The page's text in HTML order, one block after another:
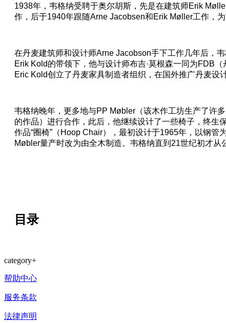
1938年，韦格纳受聘于奥尔胡斯，先是在建筑师Erik
作，后于1940年跟随Arne Jacobsen和Erik Møller工作，为
在丹麦建筑师和设计师Arne Jacobson手下工作几年后，
Erik Kold的带领下，他与设计师布吉·莫根森一同为FDB（
Eric Kold创立了丹麦家具制造者组织，在国外推广丹麦设计
韦格纳晚年，更多地与PP Møbler（该木作工坊生产了许
的作品）进行合作，此后，他继续设计了一些椅子，终生
作品“圈椅”（Hoop Chair），最初设计于1965年，以钢管
Møbler量产时改为由全木制造。韦格纳直到21世纪初才从
目录
category+
帮助中心
服务条款
法律声明